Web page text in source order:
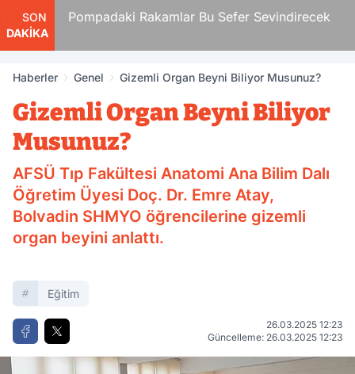
SON
DAKİKA
Pompadaki Rakamlar Bu Sefer Sevindirecek
Haberler Genel Gizemli Organ Beyni Biliyor Musunuz?
Gizemli Organ Beyni Biliyor
Musunuz?
AFSÜ Tıp Fakültesi Anatomi Ana Bilim Dalı
Öğretim Üyesi Doç. Dr. Emre Atay,
Bolvadin SHMYO öğrencilerine gizemli
organ beyini anlattı.
Eğitim
26.03.2025 12:23
Güncelleme: 26.03.2025 12:23